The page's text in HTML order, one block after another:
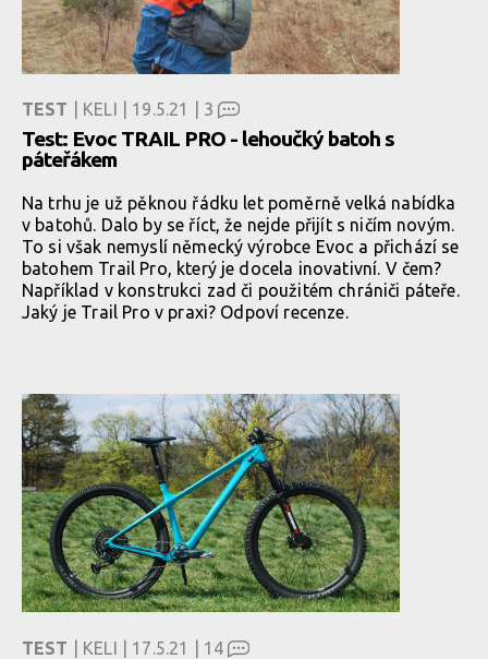
TEST | KELI | 19.5.21 | 3
Test: Evoc TRAIL PRO - lehoučký batoh s
páteřákem
Na trhu je už pěknou řádku let poměrně velká nabídka
v batohů. Dalo by se říct, že nejde přijít s ničím novým.
To si však nemyslí německý výrobce Evoc a přichází se
batohem Trail Pro, který je docela inovativní. V čem?
Například v konstrukci zad či použitém chrániči páteře.
Jaký je Trail Pro v praxi? Odpoví recenze.
TEST | KELI | 17.5.21 | 14